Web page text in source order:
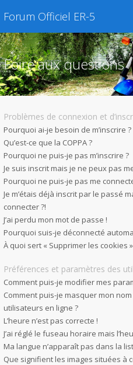
Forum Officiel ER-5
Foire aux questions
Problèmes de connexion et
Pourquoi ai-je besoin de m’inscrire ?
Qu’est-ce que la COPPA ?
Pourquoi ne puis-je pas m’inscrire ?
Je suis inscrit mais je ne peux pas
Pourquoi ne puis-je pas me
Je m’étais déjà inscrit par le passé
connecter ?!
J’ai perdu mon mot de passe !
Pourquoi suis-je déconnecté
À quoi sert « Supprimer les cookies
Préférences et paramètres des
Comment puis-je modifier mes
Comment puis-je masquer mon
utilisateurs en ligne ?
L’heure n’est pas correcte !
J’ai réglé le fuseau horaire mais
Ma langue n’apparaît pas dans la
Que signifient les images situées à